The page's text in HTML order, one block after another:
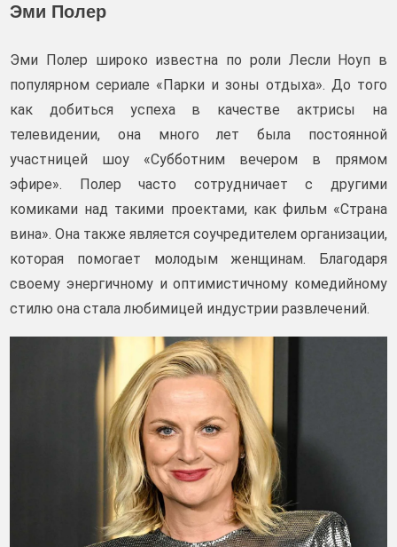
Эми Полер
Эми Полер широко известна по роли Лесли Ноуп в
популярном сериале «Парки и зоны отдыха». До того
как добиться успеха в качестве актрисы на
телевидении, она много лет была постоянной
участницей шоу «Субботним вечером в прямом
эфире». Полер часто сотрудничает с другими
комиками над такими проектами, как фильм «Страна
вина». Она также является соучредителем организации,
которая помогает молодым женщинам. Благодаря
своему энергичному и оптимистичному комедийному
стилю она стала любимицей индустрии развлечений.